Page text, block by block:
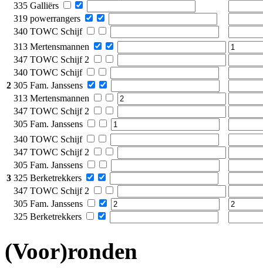
335 Galliërs
319 powerrangers
340 TOWC Schijf
2
313 Mertensmannen
347 TOWC Schijf 2
340 TOWC Schijf
305 Fam. Janssens
313 Mertensmannen
347 TOWC Schijf 2
305 Fam. Janssens
3
340 TOWC Schijf
347 TOWC Schijf 2
305 Fam. Janssens
325 Berketrekkers
347 TOWC Schijf 2
305 Fam. Janssens
325 Berketrekkers
(Voor)ronden